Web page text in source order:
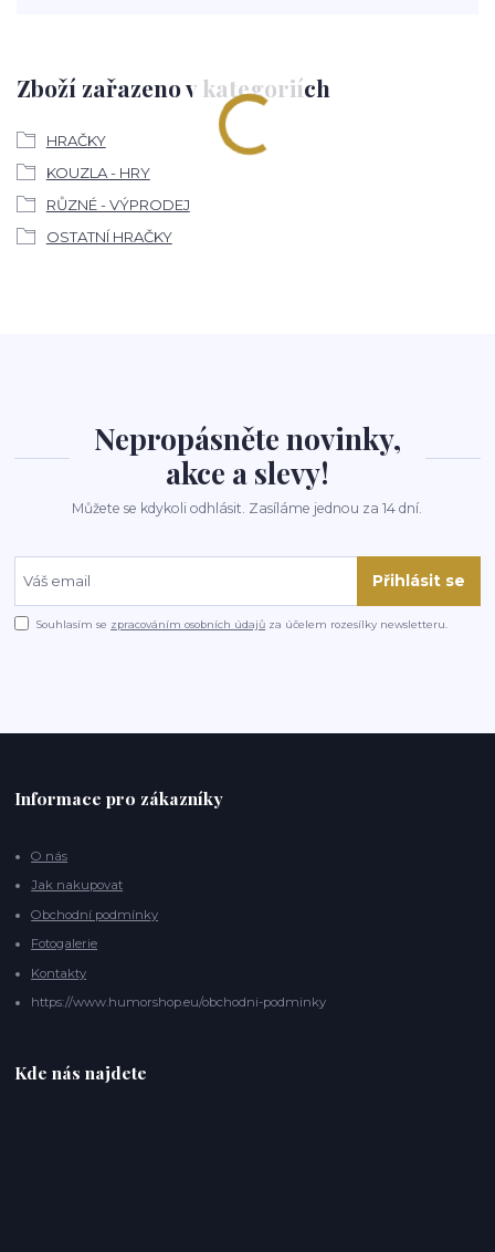
Zboží zařazeno v kategoriích
HRAČKY
KOUZLA - HRY
RŮZNÉ - VÝPRODEJ
OSTATNÍ HRAČKY
Nepropásněte novinky,
akce a slevy!
Můžete se kdykoli odhlásit. Zasíláme jednou za 14 dní.
Přihlásit se
Souhlasím se zpracováním osobních údajů za účelem rozesílky newsletteru.
Informace pro zákazníky
O nás
Jak nakupovat
Obchodní podmínky
Fotogalerie
Kontakty
https://www.humorshop.eu/obchodni-podminky
Kde nás najdete